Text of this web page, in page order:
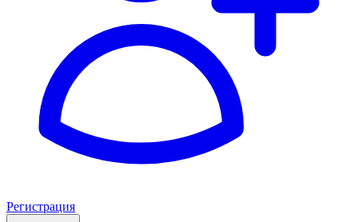
Регистрация